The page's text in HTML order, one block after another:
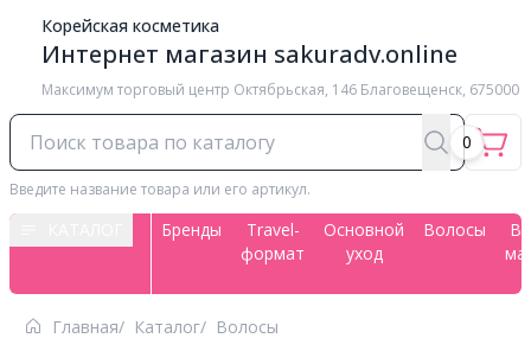
Корейская косметика
Интернет магазин sakuradv.online
Максимум торговый центр ​Октябрьская, 146 Благовещенск, 675000
Введите название товара или его артикул.
0
Бренды
Travel-
формат
Основной
уход
Волосы
Главная Каталог Волосы